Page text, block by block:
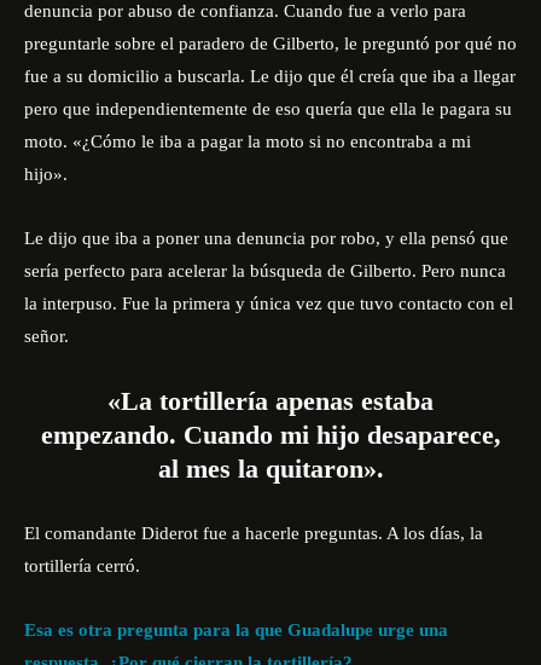
denuncia por abuso de confianza. Cuando fue a verlo para
preguntarle sobre el paradero de Gilberto, le preguntó por qué no
fue a su domicilio a buscarla. Le dijo que él creía que iba a llegar
pero que independientemente de eso quería que ella le pagara su
moto. «¿Cómo le iba a pagar la moto si no encontraba a mi
hijo».
Le dijo que iba a poner una denuncia por robo, y ella pensó que
sería perfecto para acelerar la búsqueda de Gilberto. Pero nunca
la interpuso. Fue la primera y única vez que tuvo contacto con el
señor.
«La tortillería apenas estaba
empezando. Cuando mi hijo desaparece,
al mes la quitaron».
El comandante Diderot fue a hacerle preguntas. A los días, la
tortillería cerró.
Esa es otra pregunta para la que Guadalupe urge una